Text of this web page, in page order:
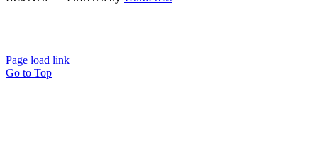
Page load link
Go to Top